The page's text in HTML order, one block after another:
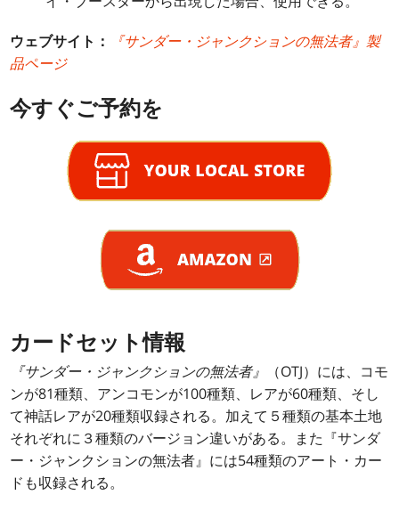
ウェブサイト：
『サンダー・ジャンクションの無法者』製
品ページ
今すぐご予約を
カードセット情報
『サンダー・ジャンクションの無法者』
（OTJ）には、コモ
ンが81種類、アンコモンが100種類、レアが60種類、そし
て神話レアが20種類収録される。加えて５種類の基本土地
それぞれに３種類のバージョン違いがある。また『サンダ
ー・ジャンクションの無法者』には54種類のアート・カー
ドも収録される。